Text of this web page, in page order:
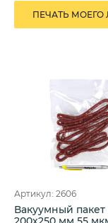
ПЕЧАТЬ МОЕГО
Артикул: 2606
Вакуумный пакет